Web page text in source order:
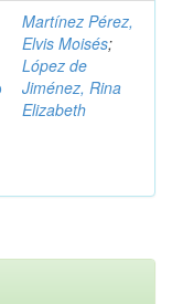
Martínez Pérez,
Elvis Moisés;
López de
Jiménez, Rina
Elizabeth